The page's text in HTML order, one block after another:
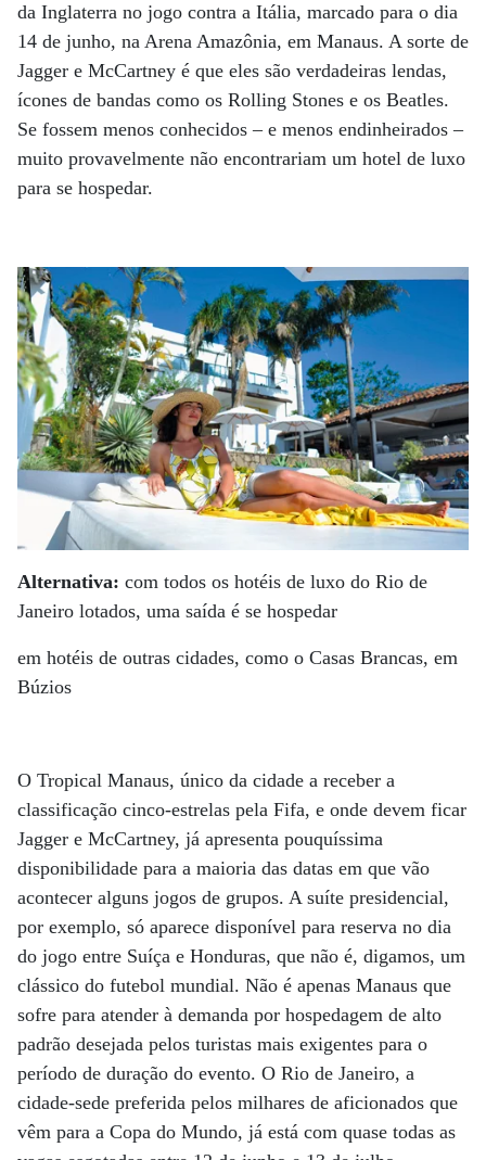
da Inglaterra no jogo contra a Itália, marcado para o dia
14 de junho, na Arena Amazônia, em Manaus. A sorte de
Jagger e McCartney é que eles são verdadeiras lendas,
ícones de bandas como os Rolling Stones e os Beatles.
Se fossem menos conhecidos – e menos endinheirados –
muito provavelmente não encontrariam um hotel de luxo
para se hospedar.
Alternativa: com todos os hotéis de luxo do Rio de
Janeiro lotados, uma saída é se hospedar
em hotéis de outras cidades, como o Casas Brancas, em
Búzios
O Tropical Manaus, único da cidade a receber a
classificação cinco-estrelas pela Fifa, e onde devem ficar
Jagger e McCartney, já apresenta pouquíssima
disponibilidade para a maioria das datas em que vão
acontecer alguns jogos de grupos. A suíte presidencial,
por exemplo, só aparece disponível para reserva no dia
do jogo entre Suíça e Honduras, que não é, digamos, um
clássico do futebol mundial. Não é apenas Manaus que
sofre para atender à demanda por hospedagem de alto
padrão desejada pelos turistas mais exigentes para o
período de duração do evento. O Rio de Janeiro, a
cidade-sede preferida pelos milhares de aficionados que
vêm para a Copa do Mundo, já está com quase todas as